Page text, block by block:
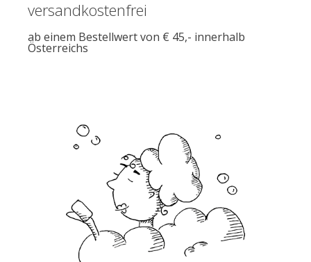
versandkostenfrei
ab einem Bestellwert von € 45,- innerhalb
Österreichs